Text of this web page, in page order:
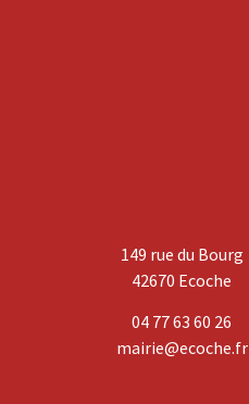
149 rue du Bourg
42670 Ecoche
04 77 63 60 26
mairie@ecoche.fr